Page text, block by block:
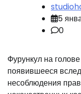
5
0
Фурункул на
появившееся
несоблюдения